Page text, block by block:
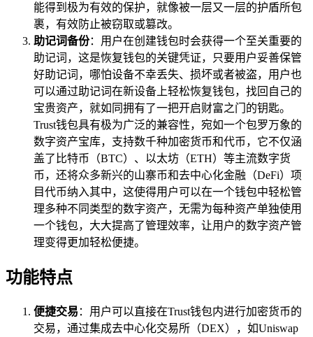
能得到极为有效的保护，就像被一层又一层的护盾所包
裹，有效防止被窃取或篡改。
助记词备份：用户在创建钱包时会获得一个至关重要的
助记词，这是恢复钱包的关键凭证，只要用户妥善保管
好助记词，哪怕设备不幸丢失、损坏或者被盗，用户也
可以通过助记词在新设备上轻松恢复钱包，找回自己的
宝贵资产，就如同拥有了一把开启财富之门的钥匙。
Trust钱包具有极为广泛的兼容性，宛如一个包罗万象的
数字资产宝库，支持数千种加密货币和代币，它不仅涵
盖了比特币（BTC）、以太坊（ETH）等主流数字货
币，还将众多新兴的山寨币和去中心化金融（DeFi）项
目代币纳入其中，这使得用户可以在一个钱包中轻松管
理多种不同类型的数字资产，无需为每种资产单独使用
一个钱包，大大提高了管理效率，让用户的数字资产管
理变得更加轻松便捷。
功能特点
便捷交易 ：用户可以直接在Trust钱包内进行加密货币的
交易，通过集成去中心化交易所（DEX），如Uniswap